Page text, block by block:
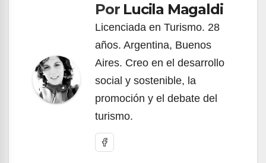
entradasPor Lucila Magaldi
Licenciada en Turismo. 28
años. Argentina, Buenos
Aires. Creo en el desarrollo
social y sostenible, la
promoción y el debate del
turismo.